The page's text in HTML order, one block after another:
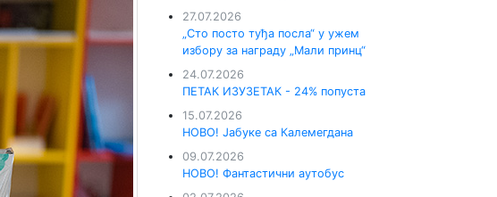
27.07.2026
„Сто посто туђа посла“ у ужем
избору за награду „Мали принц“
24.07.2026
ПЕТАК ИЗУЗЕТАК - 24% попуста
15.07.2026
НОВО! Јабуке са Калемегдана
09.07.2026
НОВО! Фантастични аутобус